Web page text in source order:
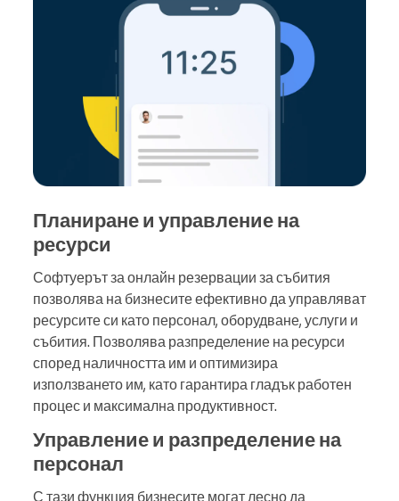
Планиране и управление на
ресурси
Софтуерът за онлайн резервации за събития
позволява на бизнесите ефективно да управляват
ресурсите си като персонал, оборудване, услуги и
събития. Позволява разпределение на ресурси
според наличността им и оптимизира
използването им, като гарантира гладък работен
процес и максимална продуктивност.
Управление и разпределение на
персонал
С тази функция бизнесите могат лесно да